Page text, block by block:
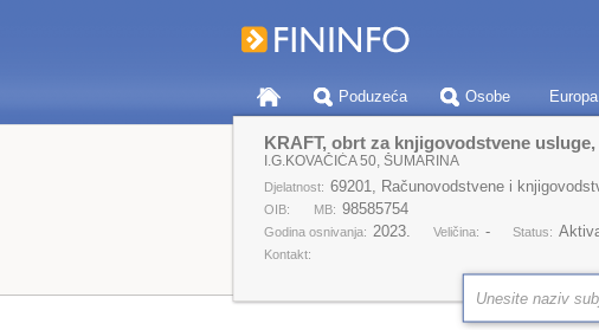
Poduzeća Osobe Europa
KRAFT, obrt za knjigovodstvene
I.G.KOVAČIĆA 50, ŠUMARINA
Djelatnost: 69201, Računovodstvene i
OIB: MB: 98585754
Godina osnivanja: 2023. Veličina: - Status:
Kontakt: